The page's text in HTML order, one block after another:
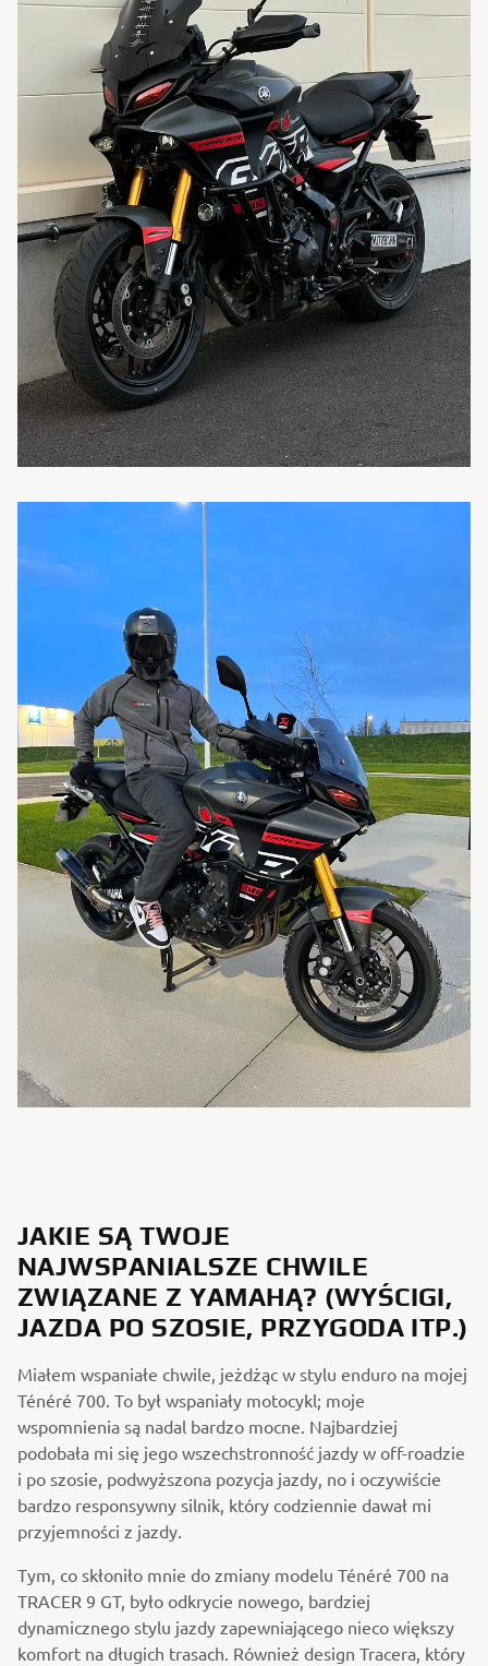
JAKIE SĄ TWOJE
NAJWSPANIALSZE CHWILE
ZWIĄZANE Z YAMAHĄ? (WYŚCIGI,
JAZDA PO SZOSIE, PRZYGODA ITP.)
Miałem wspaniałe chwile, jeżdżąc w stylu enduro na mojej
Ténéré 700. To był wspaniały motocykl; moje
wspomnienia są nadal bardzo mocne. Najbardziej
podobała mi się jego wszechstronność jazdy w off-roadzie
i po szosie, podwyższona pozycja jazdy, no i oczywiście
bardzo responsywny silnik, który codziennie dawał mi
przyjemności z jazdy.
Tym, co skłoniło mnie do zmiany modelu Ténéré 700 na
TRACER 9 GT, było odkrycie nowego, bardziej
dynamicznego stylu jazdy zapewniającego nieco większy
komfort na długich trasach. Również design Tracera, który